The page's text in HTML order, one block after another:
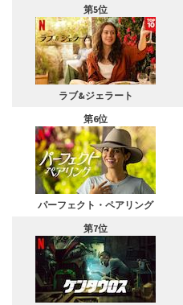
第5位
ラブ&ジェラート
第6位
パーフェクト・ペアリング
第7位